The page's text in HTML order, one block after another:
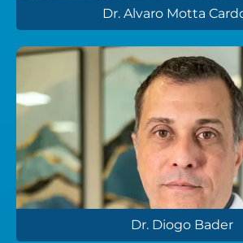
Dr. Alvaro Motta
Dr. Diogo Bader